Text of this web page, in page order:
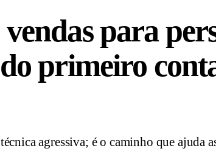
para
primeiro
agressiva; é o caminho que ajuda